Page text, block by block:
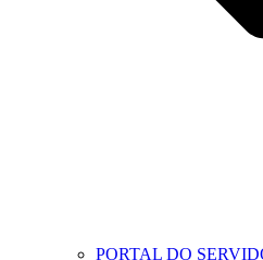
PORTAL DO